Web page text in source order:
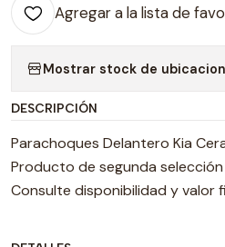
Agregar a la lista de
Mostrar stock de
DESCRIPCIÓN
Parachoques Delantero Kia
Producto de segunda
Consulte disponibilidad y valor